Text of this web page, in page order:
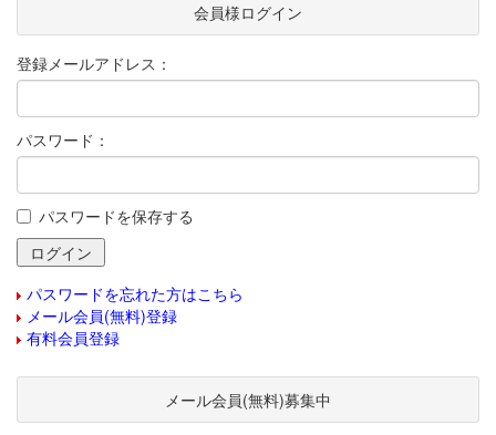
会員様ログイン
登録メールアドレス：
パスワード：
パスワードを保存する
パスワードを忘れた方はこちら
メール会員(無料)登録
有料会員登録
メール会員(無料)募集中